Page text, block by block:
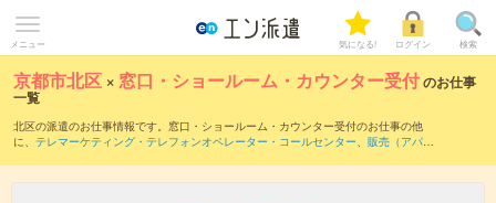
メニュー 気になる! ログイン 検索
京都市北区 × 窓口・ショールーム・カウンター受付のお仕事
一覧
北区の派遣のお仕事情報です。窓口・ショールーム・カウンター受付のお仕事の他
に、 テレマーケティング・テレフォンオペレーター・コールセンター、 販売（アパレ
でいただけます。職種辞典：窓口・ショールーム・カウンター受付のお仕事とは？と